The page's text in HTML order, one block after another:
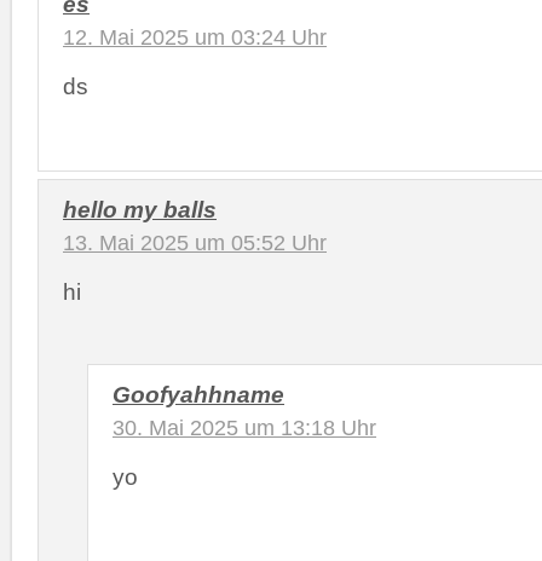
12. Mai 2025 um 03:24 Uhr
ds
hello my balls
13. Mai 2025 um 05:52 Uhr
hi
Goofyahhname
30. Mai 2025 um 13:18 Uhr
yo